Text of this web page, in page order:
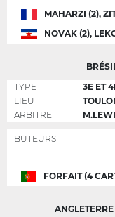
MAHARZI (2),
NOVAK (2),
TYPE
3E ET
LIEU
ARBITRE
BUTEURS
FORFAIT (4
ANGLETERRE